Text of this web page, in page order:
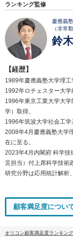
ランキング監修
慶應義
（非常勤
鈴
【経歴】
1989年慶應義塾大学理工
1992年ロチェスター大学
1996年東京工業大学大
学）取得。
1996年筑波大学社会工学
2008年4月慶應義塾大学
在に至る。
2023年4月内閣府 科学技
災担当）付上席科学技術
研究分野は応用統計解析
顧客満足度につい
オリコン顧客満足度ランキング